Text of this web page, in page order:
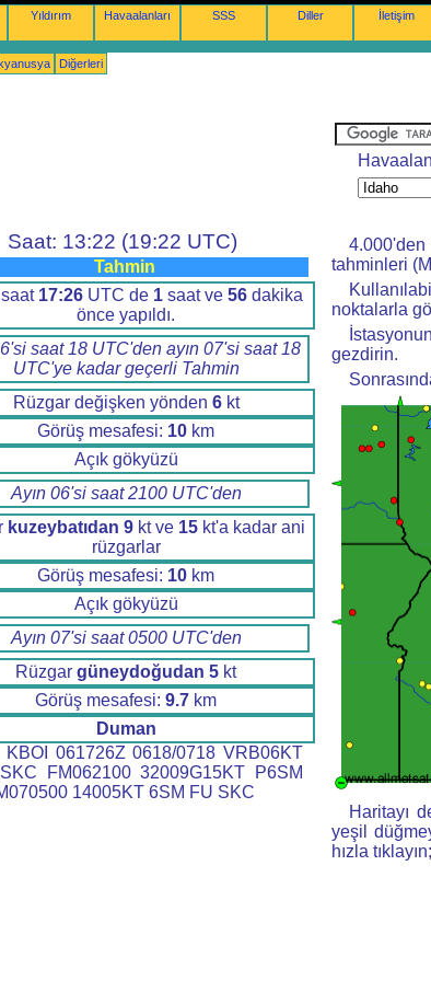
Yıldırım Havaalanları SSS Diller İletişim
Diğerleri
Saat: 13:22 (19:22 UTC)
Tahmin
17:26 UTC de 1 saat ve 56 dakika
önce yapıldı.
saat 18 UTC'den ayın 07'si saat 18
UTC'ye kadar geçerli Tahmin
Rüzgar değişken yönden 6kt
Görüş mesafesi: 10 km
Açık gökyüzü
Ayın 06'si saat 2100 UTC'den
kuzeybatıdan 9 kt ve 15 kt'a kadar ani
rüzgarlar
Görüş mesafesi: 10 km
Açık gökyüzü
Ayın 07'si saat 0500 UTC'den
Rüzgar güneydoğudan 5 kt
Görüş mesafesi: 9.7 km
Duman
KBOI 061726Z 0618/0718 VRB06KT
FM062100 32009G15KT P6SM
14005KT 6SM FU SKC
tahminleri
noktalarla
gezdirin.
Haritayı
yeşil
hızla